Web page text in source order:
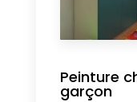
Peinture
garçon